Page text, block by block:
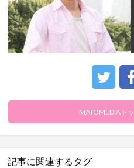
MATOMEDIAト
記事に関連するタグ